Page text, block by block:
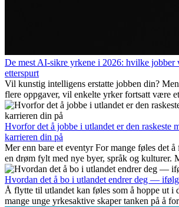
De mest AI-sikre yrkene i 2026: hvilke
etterspurt
Vil kunstig intelligens erstatte jobben din?
flere oppgaver, vil enkelte yrker fortsatt være
ser vi på hvilke jobber som er mest
som blir viktige, og hvorfor mange av disse
internasjonale muligheter.
Hvorfor det å jobbe i utlandet er den raskeste
karrieren din på
Mer enn bare et eventyr For mange føles det
en drøm fylt med nye byer, språk og kulturer.
spenningen ved...
Hvordan det å bo i utlandet endrer deg —
Å flytte til utlandet kan føles som å hoppe ut i
mange unge yrkesaktive skaper tanken på å